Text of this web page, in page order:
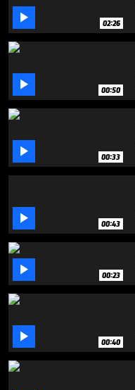
1
minute,
23
seconds
 02:26
 00:50
 00:33
 00:43
 00:23
 00:40